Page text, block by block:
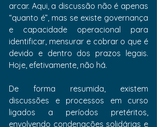
arcar. Aqui, a discussão não é apenas
“quanto é”, mas se existe governança
e capacidade operacional para
identificar, mensurar e cobrar o que é
devido e dentro dos prazos legais.
Hoje, efetivamente, não há.
De forma resumida, existem
discussões e processos em curso
ligados a períodos pretéritos,
envolvendo condenações solidárias e